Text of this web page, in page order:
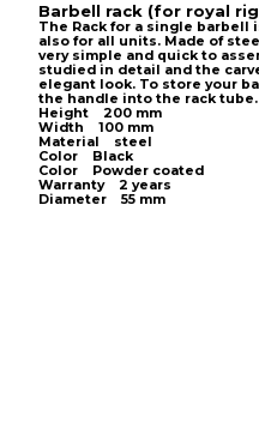
Barbell rack (for royal
The Rack for a single barbell
also for all units. Made of
very simple and quick to
studied in detail and the
elegant look. To store your
the handle into the rack tube.
Height 200 mm
Width 100 mm
Material steel
Color Black
Color Powder coated
Warranty 2 years
Diameter 55 mm